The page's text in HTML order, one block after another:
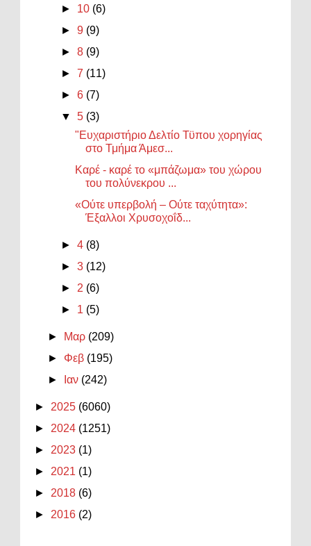
► 10 (6)
►9 (9)
►8 (9)
►7 (11)
►6 (7)
▼5 (3)
"Ευχαριστήριο Δελτίο Τϋπου χορηγίας
στο Τμήμα Άμεσ...
Καρέ - καρέ το «μπάζωμα» του χώρου
του πολύνεκρου ...
«Ούτε υπερβολή – Ούτε ταχύτητα»:
Έξαλλοι Χρυσοχοΐδ...
►4 (8)
►3 (12)
► 2 (6)
► 1 (5)
► Μαρ (209)
► Φεβ (195)
►
Ιαν (242)
► 2025 (6060)
► 2024 (1251)
► 2023 (1)
► 2021 (1)
► 2018 (6)
► 2016 (2)